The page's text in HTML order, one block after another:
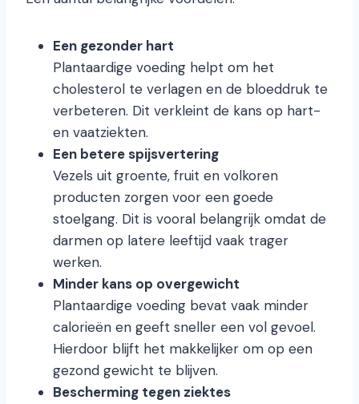
Een gezonder hart
Plantaardige voeding helpt om het
cholesterol te verlagen en de bloeddruk te
verbeteren. Dit verkleint de kans op hart-
en vaatziekten.
Een betere spijsvertering
Vezels uit groente, fruit en volkoren
producten zorgen voor een goede
stoelgang. Dit is vooral belangrijk omdat de
darmen op latere leeftijd vaak trager
werken.
Minder kans op overgewicht
Plantaardige voeding bevat vaak minder
calorieën en geeft sneller een vol gevoel.
Hierdoor blijft het makkelijker om op een
gezond gewicht te blijven.
Bescherming tegen ziektes